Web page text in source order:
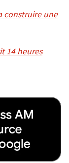
construire une
14 heures